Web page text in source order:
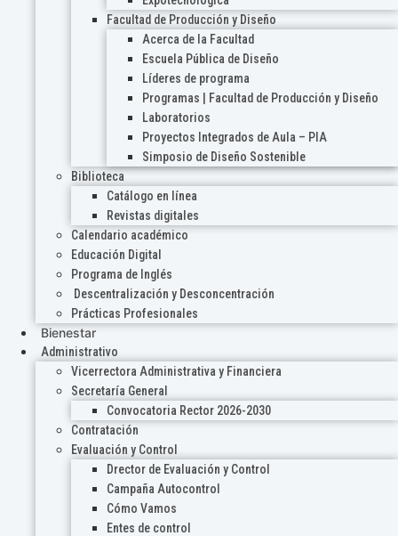
Facultad de Producción y Diseño
Acerca de la Facultad
Escuela Pública de Diseño
Líderes de programa
Programas | Facultad de Producción y Diseño
Laboratorios
Proyectos Integrados de Aula – PIA
Simposio de Diseño Sostenible
Biblioteca
Catálogo en línea
Revistas digitales
Calendario académico
Educación Digital
Programa de Inglés
Descentralización y Desconcentración
Prácticas Profesionales
Bienestar
Administrativo
Vicerrectora Administrativa y Financiera
Secretaría General
Convocatoria Rector 2026-2030
Contratación
Evaluación y Control
Drector de Evaluación y Control
Campaña Autocontrol
Cómo Vamos
Entes de control